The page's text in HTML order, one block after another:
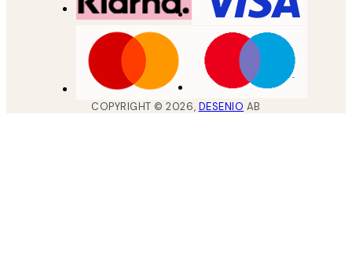
COPYRIGHT ©2026, DESENIO AB